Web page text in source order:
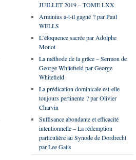
JUILLET 2019 – TOME LXX
Arminius a-t-il gagné ? par Paul
WELLS
L’éloquence sacrée par Adolphe
Monot
La méthode de la grâce – Sermon de
George Whitefield par George
Whitefield
La prédication dominicale est-elle
toujours pertinente ? par Olivier
Charvin
Suffisance abondante et efficacité
intentionnelle – La rédemption
particulière au Synode de Dordrecht
par Lee Gatis